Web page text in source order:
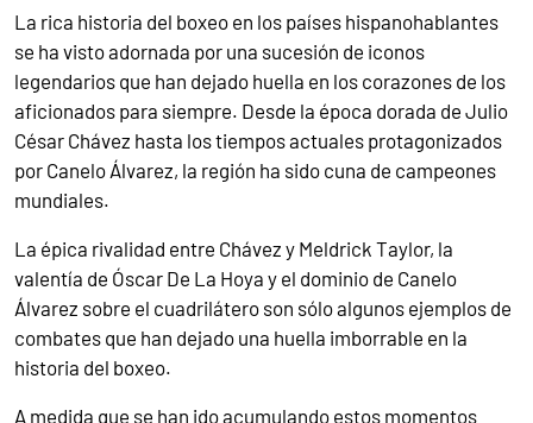
La rica historia del boxeo en los países hispanohablantes
se ha visto adornada por una sucesión de iconos
legendarios que han dejado huella en los corazones de los
aficionados para siempre. Desde la época dorada de Julio
César Chávez hasta los tiempos actuales protagonizados
por Canelo Álvarez, la región ha sido cuna de campeones
mundiales.
La épica rivalidad entre Chávez y Meldrick Taylor, la
valentía de Óscar De La Hoya y el dominio de Canelo
Álvarez sobre el cuadrilátero son sólo algunos ejemplos de
combates que han dejado una huella imborrable en la
historia del boxeo.
A medida que se han ido acumulando estos momentos